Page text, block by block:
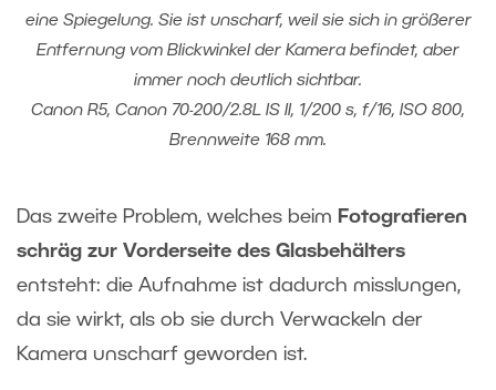
eine Spiegelung. Sie ist unscharf, weil sie sich in größerer
Entfernung vom Blickwinkel der Kamera befindet, aber
immer noch deutlich sichtbar.
Canon R5, Canon 70-200/2.8L IS II, 1/200 s, f/16, ISO 800,
Brennweite 168 mm.
Das zweite Problem, welches beim Fotografieren
schräg zur Vorderseite des Glasbehälters
entsteht: die Aufnahme ist dadurch misslungen,
da sie wirkt, als ob sie durch Verwackeln der
Kamera unscharf geworden ist.